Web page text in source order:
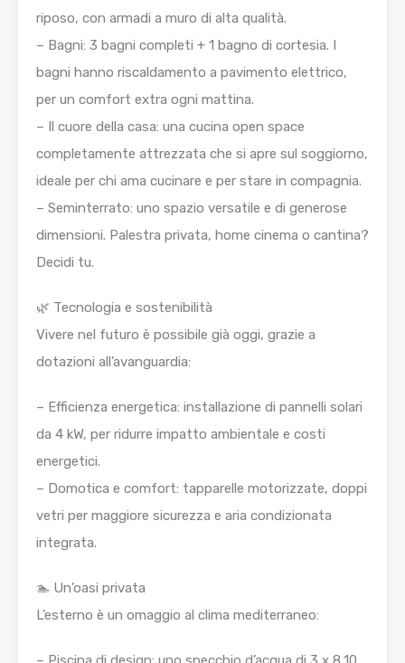
riposo, con armadi a muro di alta qualità.
– Bagni: 3 bagni completi + 1 bagno di cortesia. I
bagni hanno riscaldamento a pavimento elettrico,
per un comfort extra ogni mattina.
– Il cuore della casa: una cucina open space
completamente attrezzata che si apre sul soggiorno,
ideale per chi ama cucinare e per stare in compagnia.
– Seminterrato: uno spazio versatile e di generose
dimensioni. Palestra privata, home cinema o cantina?
Decidi tu.
🌿 Tecnologia e sostenibilità
Vivere nel futuro è possibile già oggi, grazie a
dotazioni all’avanguardia:
– Efficienza energetica: installazione di pannelli solari
da 4 kW, per ridurre impatto ambientale e costi
energetici.
– Domotica e comfort: tapparelle motorizzate, doppi
vetri per maggiore sicurezza e aria condizionata
integrata.
🏊 Un’oasi privata
L’esterno è un omaggio al clima mediterraneo: